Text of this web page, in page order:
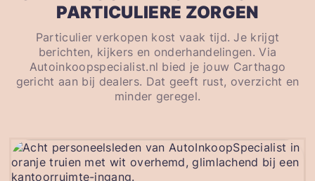
PARTICULIERE ZORGEN
Particulier verkopen kost vaak tijd. Je krijgt
berichten, kijkers en onderhandelingen. Via
Autoinkoopspecialist.nl bied je jouw Carthago
gericht aan bij dealers. Dat geeft rust, overzicht en
minder geregel.